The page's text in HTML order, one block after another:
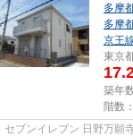
多摩
多摩
京王
東京
築年
階数
セブンイレブン 日野万願